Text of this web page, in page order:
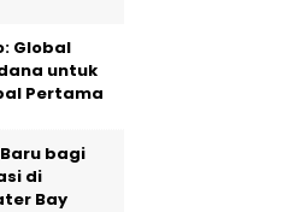
Global
untuk
Pertama
bagi
di
Bay